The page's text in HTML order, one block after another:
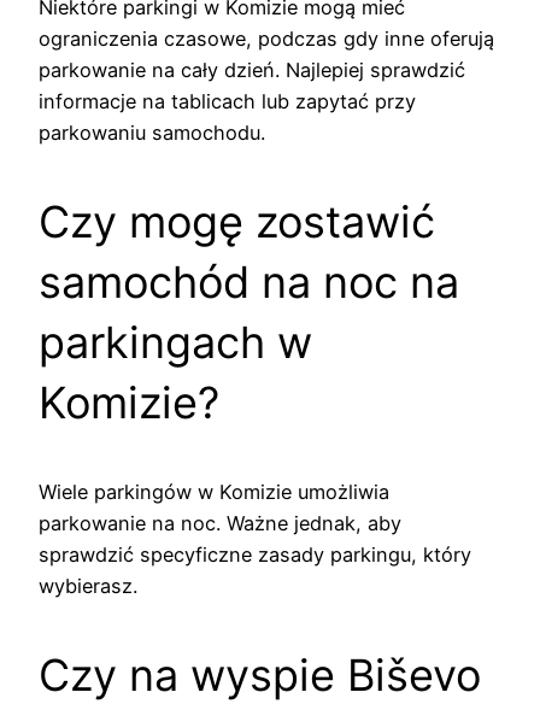
Niektóre parkingi w Komizie mogą mieć
ograniczenia czasowe, podczas gdy inne oferują
parkowanie na cały dzień. Najlepiej sprawdzić
informacje na tablicach lub zapytać przy
parkowaniu samochodu.
Czy mogę zostawić
samochód na noc na
parkingach w
Komizie?
Wiele parkingów w Komizie umożliwia
parkowanie na noc. Ważne jednak, aby
sprawdzić specyficzne zasady parkingu, który
wybierasz.
Czy na wyspie Biševo